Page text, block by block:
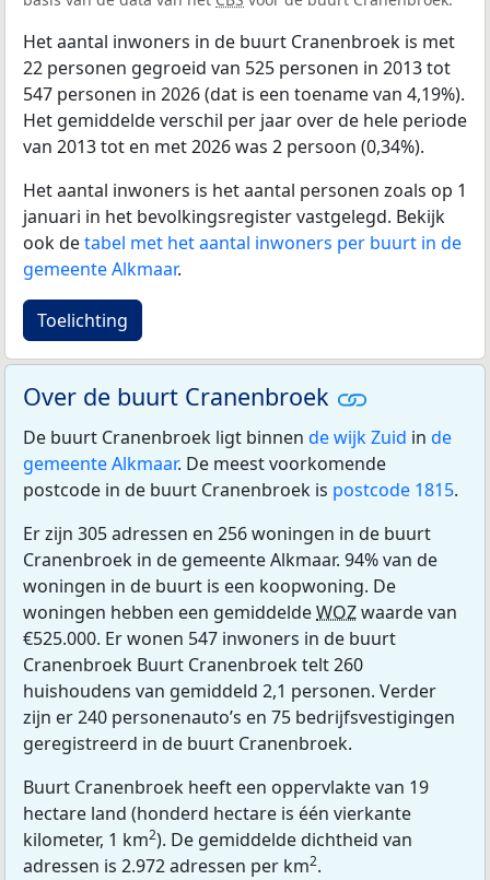
Het aantal inwoners in de buurt Cranenbroek is met
22 personen gegroeid van 525 personen in 2013 tot
547 personen in 2026 (dat is een toename van 4,19%).
Het gemiddelde verschil per jaar over de hele periode
van 2013 tot en met 2026 was 2 persoon (0,34%).
Het aantal inwoners is het aantal personen zoals op 1
januari in het bevolkingsregister vastgelegd. Bekijk
ook detabel met het aantal inwoners per buurt in de
gemeente Alkmaar.
Toelichting
Over de buurt Cranenbroek
De buurt Cranenbroek ligt binnen de wijk Zuid in de
gemeente Alkmaar. De meest voorkomende
postcode in de buurt Cranenbroek is postcode 1815.
Er zijn 305 adressen en 256 woningen in de buurt
Cranenbroek in de gemeente Alkmaar. 94% van de
woningen in de buurt is een koopwoning. De
woningen hebben een gemiddeldeWOZwaarde van
€525.000. Er wonen 547 inwoners in de buurt
Cranenbroek Buurt Cranenbroek telt 260
huishoudens van gemiddeld 2,1 personen. Verder
zijn er 240 personenauto’s en 75 bedrijfsvestigingen
geregistreerd in de buurt Cranenbroek.
Buurt Cranenbroek heeft een oppervlakte van 19
hectare land (honderd hectare is één vierkante
kilometer, 1 km2). De gemiddelde dichtheid van
adressen is 2.972 adressen per km2.